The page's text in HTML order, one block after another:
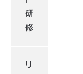
研
修
リ